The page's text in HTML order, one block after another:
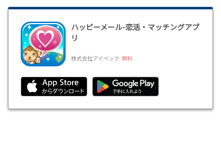
ハッピーメール-恋活・マッチングアプ
リ
株式会社アイベック 無料